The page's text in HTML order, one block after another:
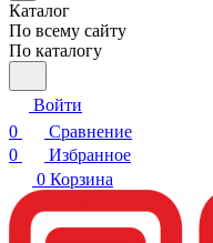
Каталог
По всему сайту
По каталогу
Войти
0
Сравнение
0
Избранное
0 Корзина